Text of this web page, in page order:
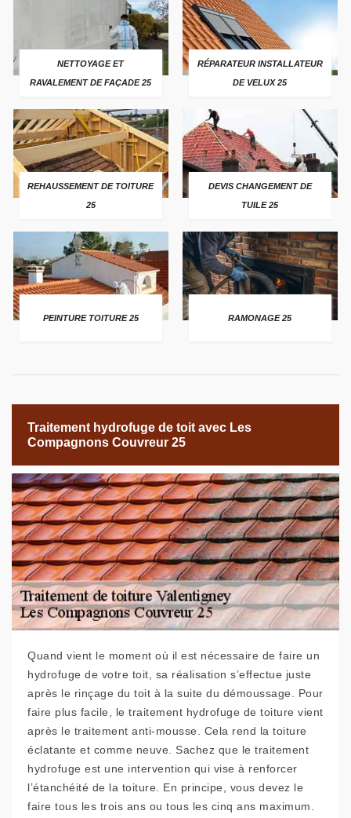
NETTOYAGE ET
RAVALEMENT DE FAÇADE 25
RÉPARATEUR INSTALLATEUR
DE VELUX 25
REHAUSSEMENT DE TOITURE
25
DEVIS CHANGEMENT DE
TUILE 25
PEINTURE TOITURE 25 RAMONAGE 25
Traitement hydrofuge de toit avec Les
Compagnons Couvreur 25
Quand vient le moment où il est nécessaire de faire un
hydrofuge de votre toit, sa réalisation s’effectue juste
après le rinçage du toit à la suite du démoussage. Pour
faire plus facile, le traitement hydrofuge de toiture vient
après le traitement anti-mousse. Cela rend la toiture
éclatante et comme neuve. Sachez que le traitement
hydrofuge est une intervention qui vise à renforcer
l’étanchéité de la toiture. En principe, vous devez le
faire tous les trois ans ou tous les cinq ans maximum.